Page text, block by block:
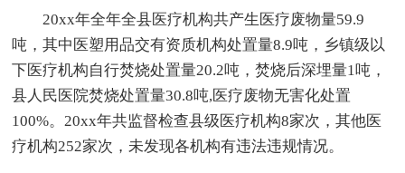
20xx年全年全县医疗机构共产生医疗废物量59.9
吨，其中医塑用品交有资质机构处置量8.9吨，乡镇级以
下医疗机构自行焚烧处置量20.2吨，焚烧后深埋量1吨，
县人民医院焚烧处置量30.8吨,医疗废物无害化处置
100%。20xx年共监督检查县级医疗机构8家次，其他医
疗机构252家次，未发现各机构有违法违规情况。